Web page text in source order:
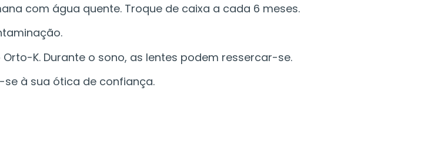
com água quente. Troque de caixa a cada 6 meses.
K. Durante o sono, as lentes podem ressercar-se.
se à sua ótica de confiança.